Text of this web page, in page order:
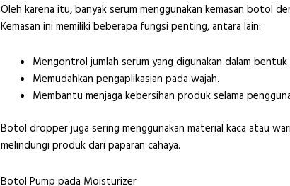
Oleh karena itu, banyak serum menggunakan kemasan botol
Kemasan ini memiliki beberapa fungsi penting, antara lain:
Mengontrol jumlah serum yang digunakan dalam
Memudahkan pengaplikasian pada wajah.
Membantu menjaga kebersihan produk selama
Botol dropper juga sering menggunakan material kaca atau
melindungi produk dari paparan cahaya.
Botol Pump pada Moisturizer